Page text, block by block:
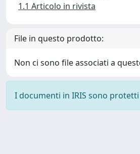
1.1 Articolo in rivista
File in questo prodotto:
Non ci sono file associati a
I documenti in IRIS sono